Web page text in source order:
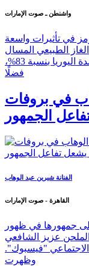
واشنطن ـ صوت الإمارات
في تأثيرات واسعة
الطبيعي المسال
بنسبة 95%، إلى جانب انخفاض صادرات أسمدة اليوريا بنسبة 83%،
فضلًا
في بروفات
الجمهور
الفنانة شيرين عبد الوهاب
القاهرة - صوت الإمارات
جمهورها في ظهور
عزيز الشافعي
"فيسبوك".
وظهرت